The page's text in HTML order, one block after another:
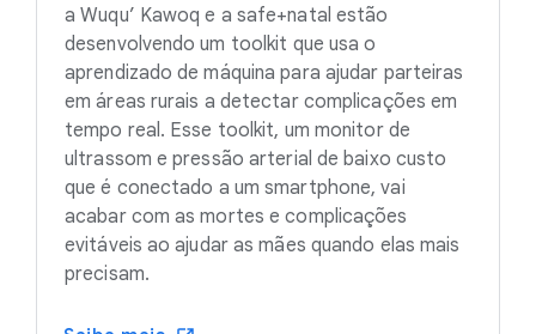
a Wuqu’ Kawoq e a safe+natal estão
desenvolvendo um toolkit que usa o
aprendizado de máquina para ajudar parteiras
em áreas rurais a detectar complicações em
tempo real. Esse toolkit, um monitor de
ultrassom e pressão arterial de baixo custo
que é conectado a um smartphone, vai
acabar com as mortes e complicações
evitáveis ao ajudar as mães quando elas mais
precisam.